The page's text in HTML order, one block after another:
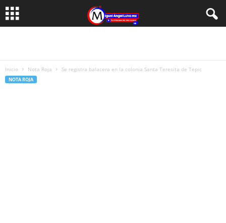
Inicio Nota Roja Se registra balacera en la colonia Santa Teresita de Tepic
NOTA ROJA